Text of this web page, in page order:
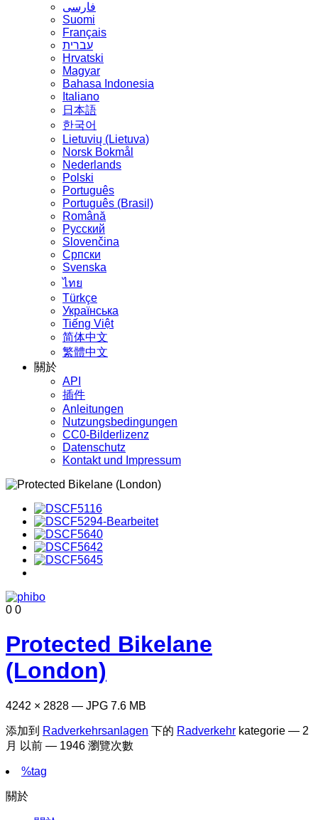
فارسی
Suomi
Français
עברית
Hrvatski
Magyar
Bahasa Indonesia
Italiano
日本語
한국어
Lietuvių (Lietuva)
‪Norsk Bokmål‬
Nederlands
Polski
Português
Português (Brasil)
Română
Русский
Slovenčina
Српски
Svenska
ไทย
Türkçe
Українська
Tiếng Việt
简体中文
繁體中文
關於
API
插件
Anleitungen
Nutzungsbedingungen
CC0-Bilderlizenz
Datenschutz
Kontakt und Impressum
0 0
Protected Bikelane
(London)
4242 × 2828 — JPG 7.6 MB
添加到 Radverkehrsanlagen 下的 Radverkehr kategorie — 2
月 以前 — 1946 瀏覽次數
%tag
關於